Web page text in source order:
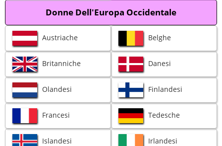
Donne Dell'Europa Occidentale
Austriache Belghe
Britanniche Danesi
Olandesi Finlandesi
Francesi Tedesche
Islandesi Irlandesi